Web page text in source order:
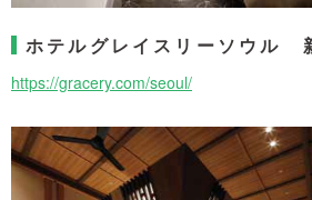
ホテルグレイスリーソウル
https://gracery.com/seoul/